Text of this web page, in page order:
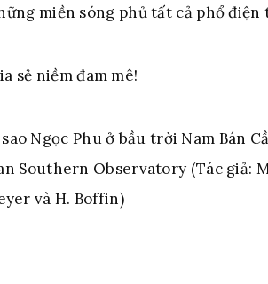
miền sóng phủ tất cả phổ điện
Ngọc Phu ở bầu trời Nam Bán
Southern Observatory (Tác giả:
và H. Boffin)